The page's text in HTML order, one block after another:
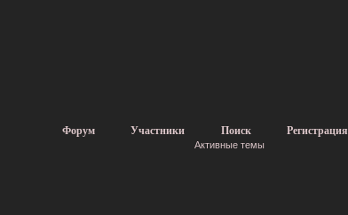
Форум Участники Поиск Регистрация
Активные темы